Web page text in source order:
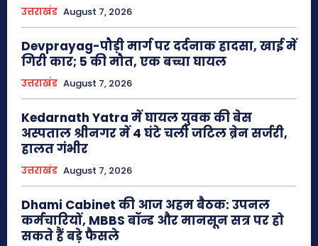
उत्तराखंड August 7, 2026
Devprayag-पौड़ी मार्ग पर दर्दनाक हादसा, खाई में
गिरी कार; 5 की मौत, एक बच्चा घायल
उत्तराखंड August 7, 2026
Kedarnath Yatra में घायल युवक की बेस
अस्पताल श्रीनगर में 4 घंटे चली जटिल ब्रेन सर्जरी,
हालत गंभीर
उत्तराखंड August 7, 2026
Dhami Cabinet की आज अहम बैठक: उपनल
कर्मचारियों, MBBS बॉन्ड और मानसून सत्र पर हो
सकते हैं बड़े फैसले